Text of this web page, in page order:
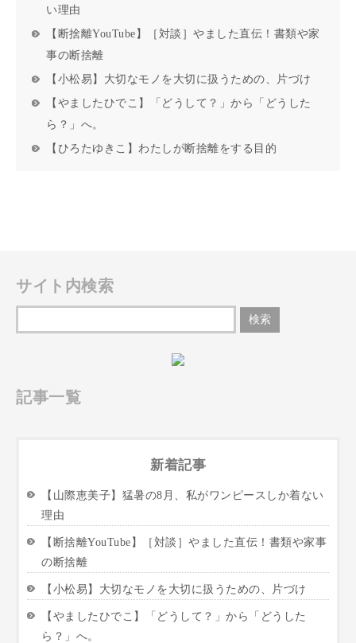
い理由
【断捨離YouTube】［対談］やました直伝！書類や家
事の断捨離
【小松易】大切なモノを大切に扱うための、片づけ
【やましたひでこ】「どうして？」から「どうした
ら？」へ。
【ひろたゆきこ】わたしが断捨離をする目的
サイト内検索
記事一覧
新着記事
【山際恵美子】猛暑の8月、私がワンピースしか着ない
理由
【断捨離YouTube】［対談］やました直伝！書類や家事
の断捨離
【小松易】大切なモノを大切に扱うための、片づけ
【やましたひでこ】「どうして？」から「どうした
ら？」へ。